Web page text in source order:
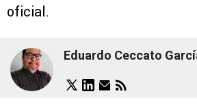
oficial.
Eduardo Ceccato